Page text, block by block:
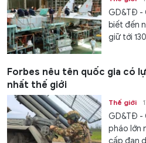
GD&TĐ -
biết đến
giữ tới
Forbes nêu tên quốc gia có
nhất thế giới
Thế giới
GD&TĐ -
pháo lớn